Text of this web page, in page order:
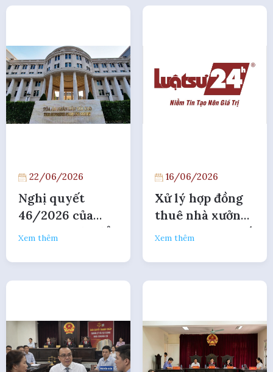
22/06/2026
Nghị quyết
46/2026 của
TANDTC sửa đổi
chuyên trách
của tòa án
Xem thêm
16/06/2026
Xử lý hợp đồng
thuê nhà xưởng
khi bị cưỡng chế
chấp hợp đồng
tín dụng
Xem thêm